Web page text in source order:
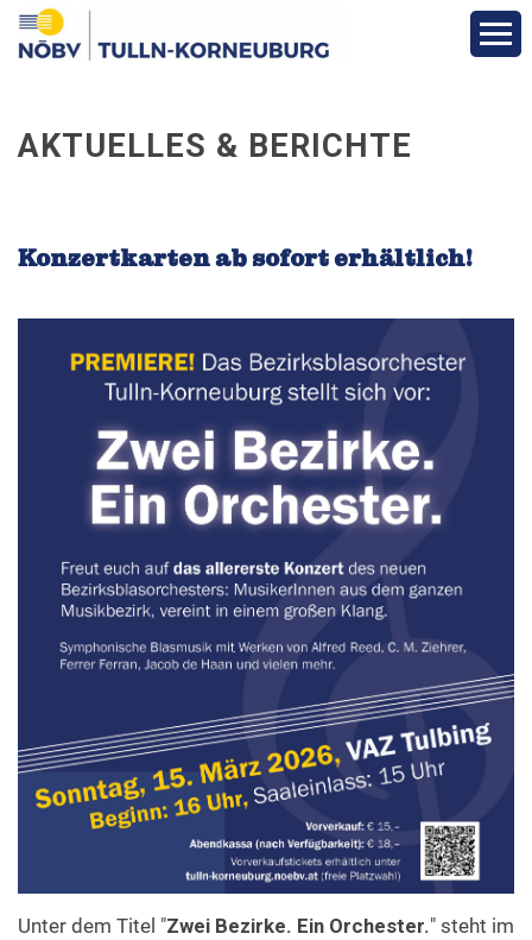
Vereine
Funktionäre
Fotogalerien
Veranstaltungen
Formulare & Downloads
Bezirksblasorchester
AKTUELLES & BERICHTE
Konzertkarten ab sofort erhältlich!
Unter dem Titel "Zwei Bezirke. Ein Orchester." steht im